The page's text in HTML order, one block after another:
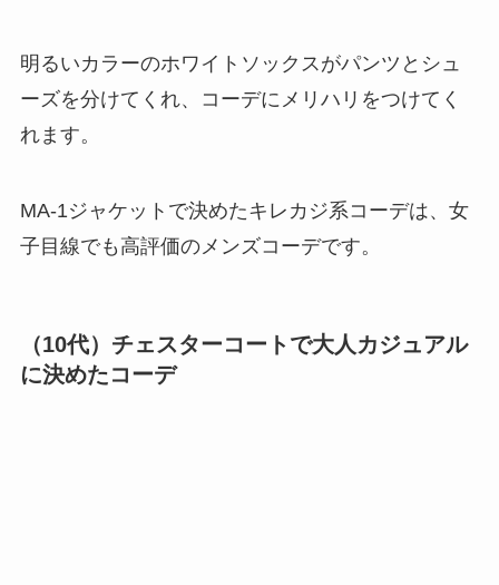
明るいカラーのホワイトソックスがパンツとシュ
ーズを分けてくれ、コーデにメリハリをつけてく
れます。
MA-1ジャケットで決めたキレカジ系コーデは、女
子目線でも高評価のメンズコーデです。
（10代）チェスターコートで大人カジュアル
に決めたコーデ